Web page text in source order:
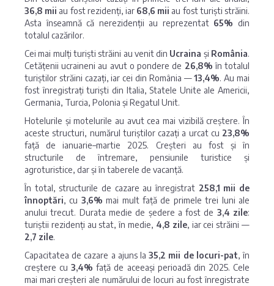
36,8 mii au fost rezidenți, iar 68,6 mii au fost turiști străini.
Asta înseamnă că nerezidenții au reprezentat 65% din
totalul cazărilor.
Cei mai mulți turiști străini au venit din Ucraina și România.
Cetățenii ucraineni au avut o pondere de 26,8% în totalul
turiștilor străini cazați, iar cei din România —13,4%. Au mai
fost înregistrați turiști din Italia, Statele Unite ale Americii,
Germania, Turcia, Polonia și Regatul Unit.
Hotelurile și motelurile au avut cea mai vizibilă creștere. În
aceste structuri, numărul turiștilor cazați a urcat cu 23,8%
față de ianuarie–martie 2025. Creșteri au fost și în
structurile de întremare, pensiunile turistice și
agroturistice, dar și în taberele de vacanță.
În total, structurile de cazare au înregistrat 258,1 mii de
înnoptări, cu 3,6% mai mult față de primele trei luni ale
anului trecut. Durata medie de ședere a fost de 3,4 zile:
turiștii rezidenți au stat, în medie, 4,8 zile, iar cei străini —
2,7 zile.
Capacitatea de cazare a ajuns la35,2 mii de locuri-pat, în
creștere cu3,4% față de aceeași perioadă din 2025. Cele
mai mari creșteri ale numărului de locuri au fost înregistrate